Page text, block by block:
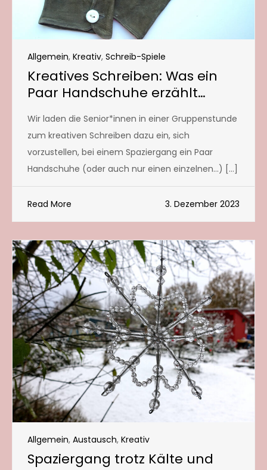
Allgemein, Kreativ, Schreib-Spiele
Kreatives Schreiben: Was ein
Paar Handschuhe erzählt…
Wir laden die Senior*innen in einer Gruppenstunde
zum kreativen Schreiben dazu ein, sich
vorzustellen, bei einem Spaziergang ein Paar
Handschuhe (oder auch nur einen einzelnen…) […]
Read More 3. Dezember 2023
Allgemein, Austausch, Kreativ
Spaziergang trotz Kälte und